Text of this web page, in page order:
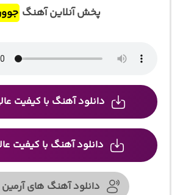
پخش آنلاین آهنگ
دانلود آهنگ با کیفیت عالی
دانلود آهنگ با کیفیت عالی
دانلود آهنگ های